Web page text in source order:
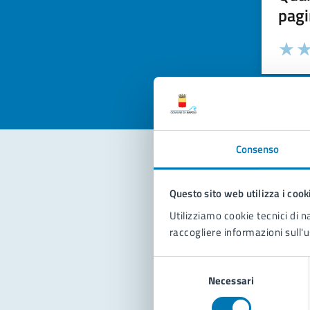
Consenso
Questo sito web utilizza i
Utilizziamo cookie tecnici di
raccogliere informazioni
Necessari
Valuta